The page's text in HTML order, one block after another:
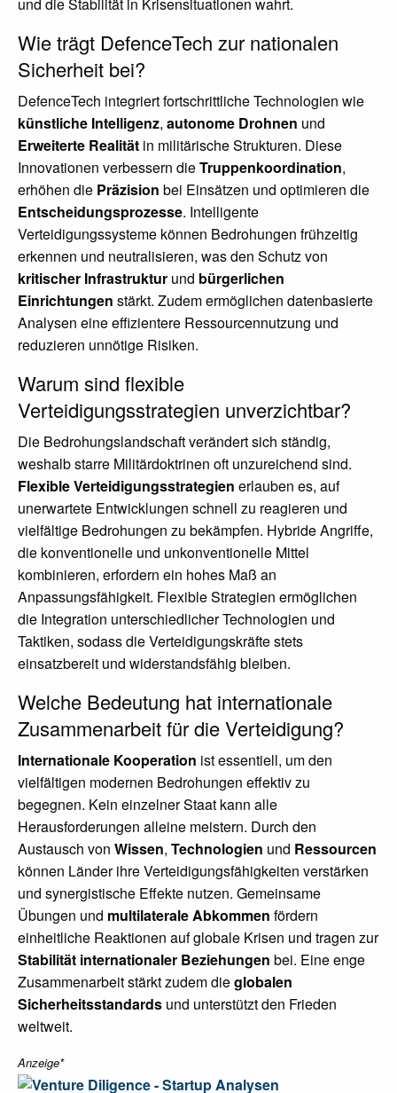
Wie trägt DefenceTech zur nationalen
Sicherheit bei?
DefenceTech integriert fortschrittliche Technologien wie
künstliche Intelligenz, autonome Drohnen und
Erweiterte Realität in militärische Strukturen. Diese
Innovationen verbessern dieTruppenkoordination,
erhöhen die Präzision bei Einsätzen und optimieren die
Entscheidungsprozesse. Intelligente
Verteidigungssysteme können Bedrohungen frühzeitig
erkennen und neutralisieren, was den Schutz von
kritischer Infrastruktur und bürgerlichen
Einrichtungen stärkt. Zudem ermöglichen datenbasierte
Analysen eine effizientere Ressourcennutzung und
reduzieren unnötige Risiken.
Warum sind flexible
Verteidigungsstrategien unverzichtbar?
Die Bedrohungslandschaft verändert sich ständig,
weshalb starre Militärdoktrinen oft unzureichend sind.
Flexible Verteidigungsstrategien erlauben es, auf
unerwartete Entwicklungen schnell zu reagieren und
vielfältige Bedrohungen zu bekämpfen. Hybride Angriffe,
die konventionelle und unkonventionelle Mittel
kombinieren, erfordern ein hohes Maß an
Anpassungsfähigkeit. Flexible Strategien ermöglichen
die Integration unterschiedlicher Technologien und
Taktiken, sodass die Verteidigungskräfte stets
einsatzbereit und widerstandsfähig bleiben.
Welche Bedeutung hat internationale
Zusammenarbeit für die Verteidigung?
Internationale Kooperation ist essentiell, um den
vielfältigen modernen Bedrohungen effektiv zu
begegnen. Kein einzelner Staat kann alle
Herausforderungen alleine meistern. Durch den
Austausch von Wissen, Technologien und Ressourcen
können Länder ihre Verteidigungsfähigkeiten verstärken
und synergistische Effekte nutzen. Gemeinsame
Übungen und multilaterale Abkommen fördern
einheitliche Reaktionen auf globale Krisen und tragen zur
Stabilität internationaler Beziehungen bei. Eine enge
Zusammenarbeit stärkt zudem dieglobalen
Sicherheitsstandards und unterstützt den Frieden
weltweit.
Anzeige*